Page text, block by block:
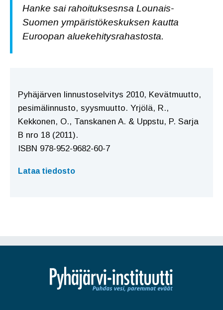
Hanke sai rahoituksesnsa Lounais-
Suomen ympäristökeskuksen kautta
Euroopan aluekehitysrahastosta.
Pyhäjärven linnustoselvitys 2010, Kevätmuutto,
pesimälinnusto, syysmuutto. Yrjölä, R.,
Kekkonen, O., Tanskanen A. & Uppstu, P. Sarja
B nro 18 (2011).
ISBN 978-952-9682-60-7
Lataa tiedosto